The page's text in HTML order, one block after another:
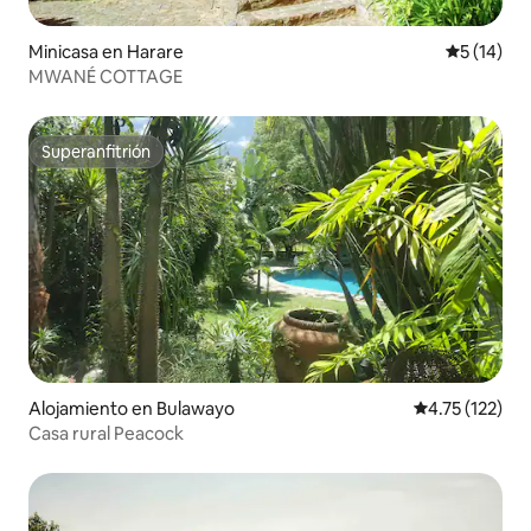
Minicasa en Harare
5 (14)
MWANÉ COTTAGE
Superanfitrión
Superanfitrión
Alojamiento en Bulawayo Calificación
4.75 (122)
Casa rural Peacock